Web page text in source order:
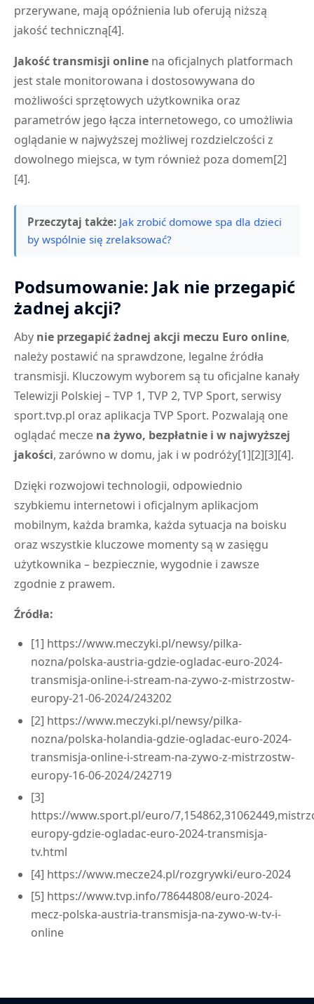
przerywane, mają opóźnienia lub oferują niższą
jakość techniczną[4].
Jakość transmisji online na oficjalnych platformach
jest stale monitorowana i dostosowywana do
możliwości sprzętowych użytkownika oraz
parametrów jego łącza internetowego, co umożliwia
oglądanie w najwyższej możliwej rozdzielczości z
dowolnego miejsca, w tym również poza domem[2]
[4].
Przeczytaj także: Jak zrobić domowe spa dla dzieci
by wspólnie się zrelaksować?
Podsumowanie: Jak nie przegapić
żadnej akcji?
Aby nie przegapić żadnej akcji meczu Euro online,
należy postawić na sprawdzone, legalne źródła
transmisji. Kluczowym wyborem są tu oficjalne kanały
Telewizji Polskiej – TVP 1, TVP 2, TVP Sport, serwisy
sport.tvp.pl oraz aplikacja TVP Sport. Pozwalają one
oglądać mecze na żywo, bezpłatnie i w najwyższej
jakości, zarówno w domu, jak i w podróży[1][2][3][4].
Dzięki rozwojowi technologii, odpowiednio
szybkiemu internetowi i oficjalnym aplikacjom
mobilnym, każda bramka, każda sytuacja na boisku
oraz wszystkie kluczowe momenty są w zasięgu
użytkownika – bezpiecznie, wygodnie i zawsze
zgodnie z prawem.
Źródła:
[1] https://www.meczyki.pl/newsy/pilka-
nozna/polska-austria-gdzie-ogladac-euro-2024-
transmisja-online-i-stream-na-zywo-z-mistrzostw-
europy-21-06-2024/243202
[2] https://www.meczyki.pl/newsy/pilka-
nozna/polska-holandia-gdzie-ogladac-euro-2024-
transmisja-online-i-stream-na-zywo-z-mistrzostw-
europy-16-06-2024/242719
[3]
https://www.sport.pl/euro/
europy-gdzie-ogladac-euro-2024-transmisja-
tv.html
[4] https://www.mecze24.pl/rozgrywki/euro-2024
[5] https://www.tvp.info/78644808/euro-2024-
mecz-polska-austria-transmisja-na-zywo-w-tv-i-
online